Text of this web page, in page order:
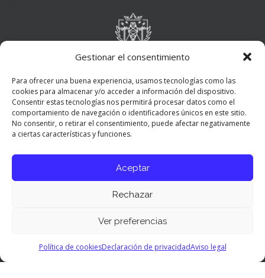
Gestionar el consentimiento
Para ofrecer una buena experiencia, usamos tecnologías como las
cookies para almacenar y/o acceder a información del dispositivo.
Consentir estas tecnologías nos permitirá procesar datos como el
comportamiento de navegación o identificadores únicos en este sitio.
No consentir, o retirar el consentimiento, puede afectar negativamente
a ciertas características y funciones.
Aceptar
Rechazar
Ver preferencias
Política de cookiesDeclaración de privacidadAviso legal
Panel de preferencias cookies